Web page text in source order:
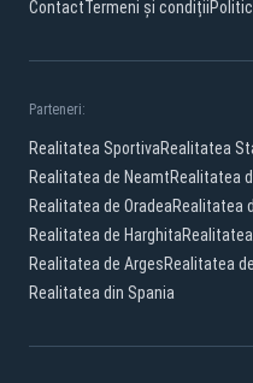
ContactTermeni și condiții
Parteneri:
Realitatea SportivaRealitatea
Realitatea de NeamtRealitatea
Realitatea de OradeaRealitatea
Realitatea de Harghita
Realitatea de ArgesRealitatea
Realitatea din Spania